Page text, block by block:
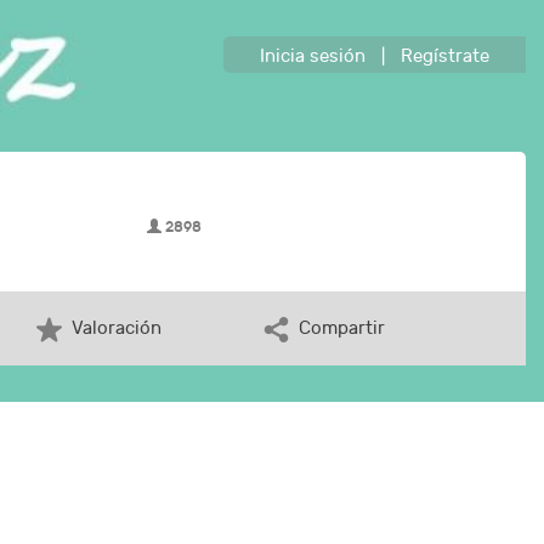
Inicia sesión Regístrate
2898
Valoración Compartir